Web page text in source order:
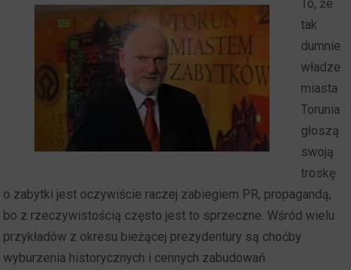
To, że
tak
dumnie
władze
miasta
Torunia
głoszą
swoją
troskę
o zabytki jest oczywiście raczej zabiegiem PR, propagandą,
bo z rzeczywistością często jest to sprzeczne. Wśród wielu
przykładów z okresu bieżącej prezydentury są choćby
wyburzenia historycznych i cennych zabudowań